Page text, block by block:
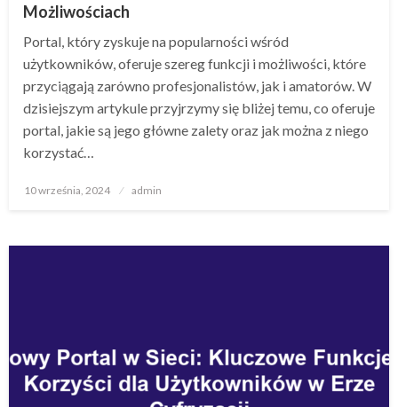
Możliwościach
Portal, który zyskuje na popularności wśród
użytkowników, oferuje szereg funkcji i możliwości, które
przyciągają zarówno profesjonalistów, jak i amatorów. W
dzisiejszym artykule przyjrzymy się bliżej temu, co oferuje
portal, jakie są jego główne zalety oraz jak można z niego
korzystać…
Opublikowane
10 września, 2024 admin